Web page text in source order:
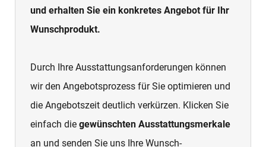
und erhalten Sie ein konkretes Angebot für Ihr
Wunschprodukt.
Durch Ihre Ausstattungsanforderungen können
wir den Angebotsprozess für Sie optimieren und
die Angebotszeit deutlich verkürzen. Klicken Sie
einfach die gewünschten Ausstattungsmerkale
an und senden Sie uns Ihre Wunsch-